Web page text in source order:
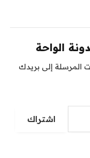
الواحة
المرسلة إلى بريدك
اشتراك